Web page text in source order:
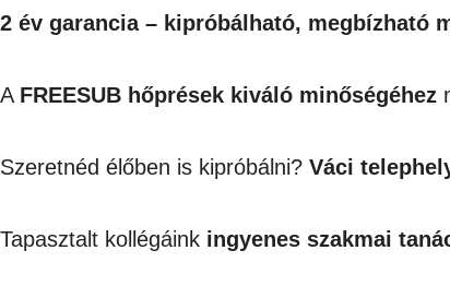
2 év garancia – kipróbálható, megbízható
A FREESUB hőprések kiváló minőségéhez
Szeretnéd élőben is kipróbálni? Váci
Tapasztalt kollégáink ingyenes szakmai